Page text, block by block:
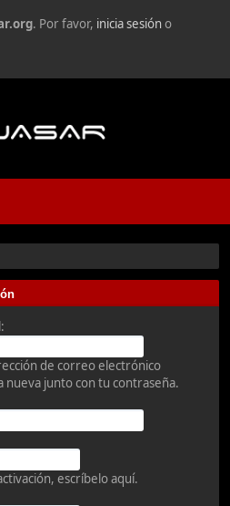
. Por favor, inicia sesióno
de correo electrónico
nueva junto con tu contraseña.
escríbelo aquí.